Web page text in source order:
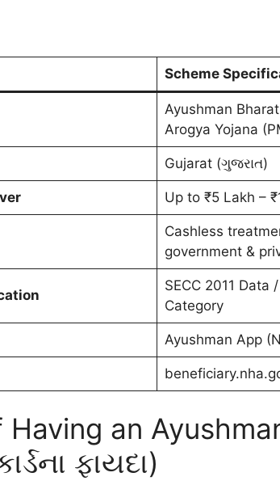
Scheme
Ayushman
Arogya Yojana
Gujarat (ગુજરાત)
Up to ₹5 Lakh –
Cashless
government &
SECC 2011 Data
Category
Ayushman App
an
ફાયદા)